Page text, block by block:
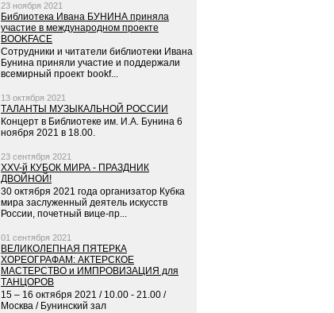
23 ноября 2021
Библиотека Ивана БУНИНА приняла
участие в международном проекте
BOOKFACE
Сотрудники и читатели библиотеки Ивана
Бунина приняли участие и поддержали
всемирный проект bookf...
13 октября 2021
ТАЛАНТЫ МУЗЫКАЛЬНОЙ РОССИИ
Концерт в Библиотеке им. И.А. Бунина 6
ноября 2021 в 18.00.
23 сентября 2021
XXV-й КУБОК МИРА - ПРАЗДНИК
ДВОЙНОЙ!
30 октября 2021 года организатор Кубка
мира заслуженный деятель искусств
России, почетный вице-пр...
01 сентября 2021
ВЕЛИКОЛЕПНАЯ ПЯТЕРКА
ХОРЕОГРАФАМ: АКТЕРСКОЕ
МАСТЕРСТВО и ИМПРОВИЗАЦИЯ для
ТАНЦОРОВ
15 – 16 октября 2021 / 10.00 - 21.00 /
Москва / Бунинский зал